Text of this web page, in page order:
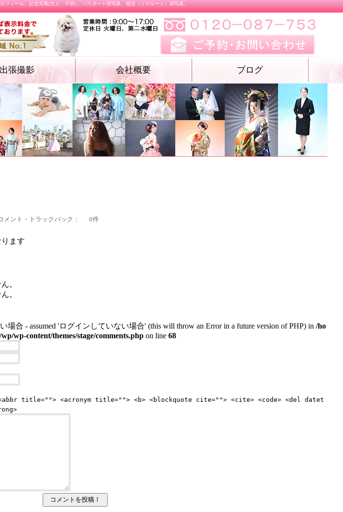
フィール、記念写真(大人・子供) 、パスポート用写真、就活（リクルート）用写真。
出張撮影
園式・入学式ほか）
ー
会社概要 ブログ
メント・トラックバック： 0件
ます
。
。
場合 - assumed 'ログインしていない場合' (this will throw an Error in a future version of PHP) in /ho
wp-content/themes/stage/comments.php on line 68
title=""> <acronym title=""> <b> <blockquote cite=""> <cite> <code> <del datet